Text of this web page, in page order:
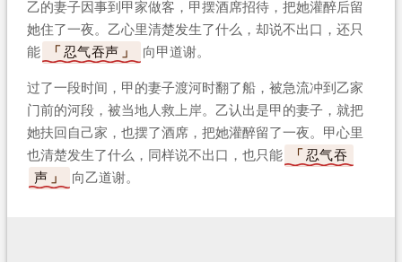
乙的妻子因事到甲家做客，甲摆酒席招待，把她灌醉后留
她住了一夜。乙心里清楚发生了什么，却说不出口，还只
能
忍气吞声 向甲道谢。
过了一段时间，甲的妻子渡河时翻了船，被急流冲到乙家
门前的河段，被当地人救上岸。乙认出是甲的妻子，就把
她扶回自己家，也摆了酒席，把她灌醉留了一夜。甲心里
也清楚发生了什么，同样说不出口，也只能
忍气吞
声
向乙道谢。